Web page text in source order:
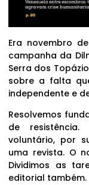
Era novembro
campanha da
Serra dos
sobre a falta
independente e
Resolvemos
de
voluntário, por
uma revista. O
Dividimos as
editorial também.